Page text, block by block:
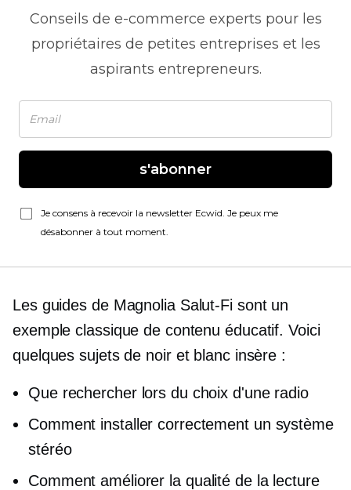
Conseils de e-commerce experts pour les
propriétaires de petites entreprises et les
aspirants entrepreneurs.
s'abonner
Je consens à recevoir la newsletter Ecwid. Je peux me
désabonner à tout moment.
Les guides de Magnolia Salut-Fisont un
exemple classique de contenu éducatif. Voici
quelques sujets de noir et blancinsère :
Que rechercher lors du choix d'une radio
Comment installer correctement un système
stéréo
Comment améliorer la qualité de la lecture